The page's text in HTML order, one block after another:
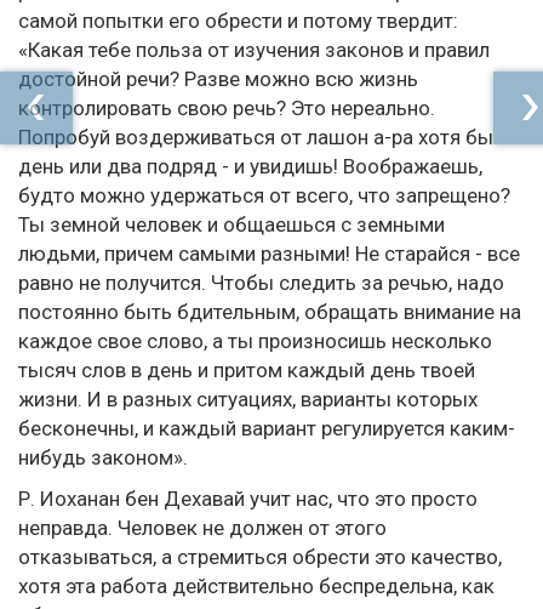
самой попытки его обрести и потому твердит:
«Какая тебе польза от изучения законов и правил
достойной речи? Разве можно всю жизнь
контролировать свою речь? Это нереально.
Попробуй воздерживаться от лашон а-ра хотя бы
день или два подряд - и увидишь! Воображаешь,
будто можно удержаться от всего, что запрещено?
Ты земной человек и общаешься с земными
людьми, причем самыми разными! Не старайся - все
равно не получится. Чтобы следить за речью, надо
постоянно быть бдительным, обращать внимание на
каждое свое слово, а ты произносишь несколько
тысяч слов в день и притом каждый день твоей
жизни. И в разных ситуациях, варианты которых
бесконечны, и каждый вариант регулируется каким-
нибудь законом».
Р. Иоханан бен Дехавай учит нас, что это просто
неправда. Человек не должен от этого
отказываться, а стремиться обрести это качество,
хотя эта работа действительно беспредельна, как